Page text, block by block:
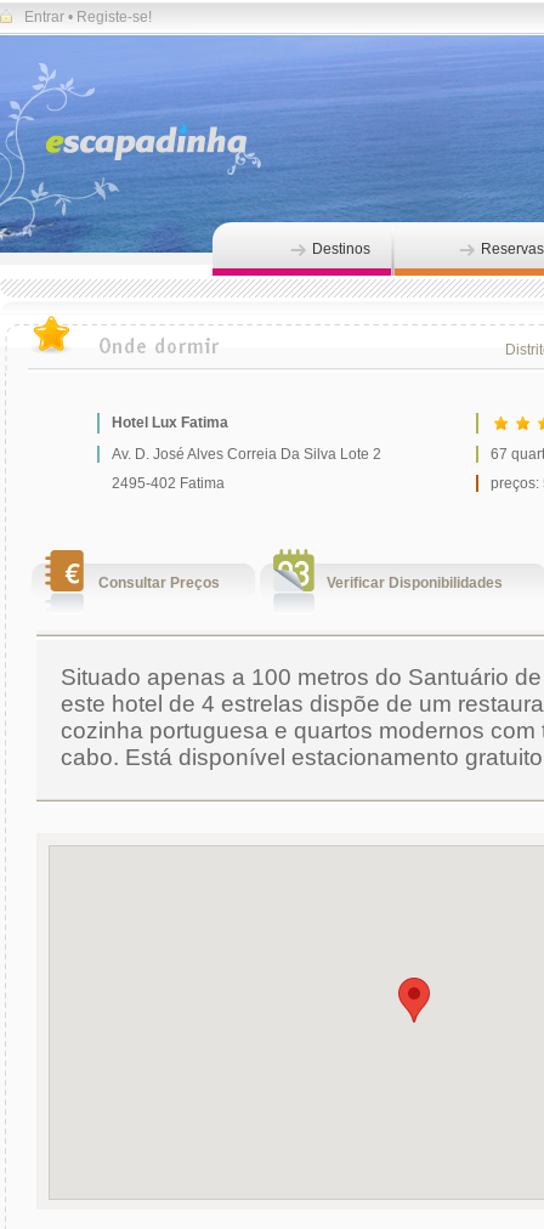
Entrar • Registe-se!
Destinos Reservas
Hotel Lux Fatima
Av. D. José Alves Correia Da Silva Lote 2
67
2495-402 Fatima
preços:
Consultar Preços Verificar Disponibilidades
Situado apenas a 100 metros do Santuário
este hotel de 4 estrelas dispõe de um
cozinha portuguesa e quartos modernos com
cabo. Está disponível estacionamento